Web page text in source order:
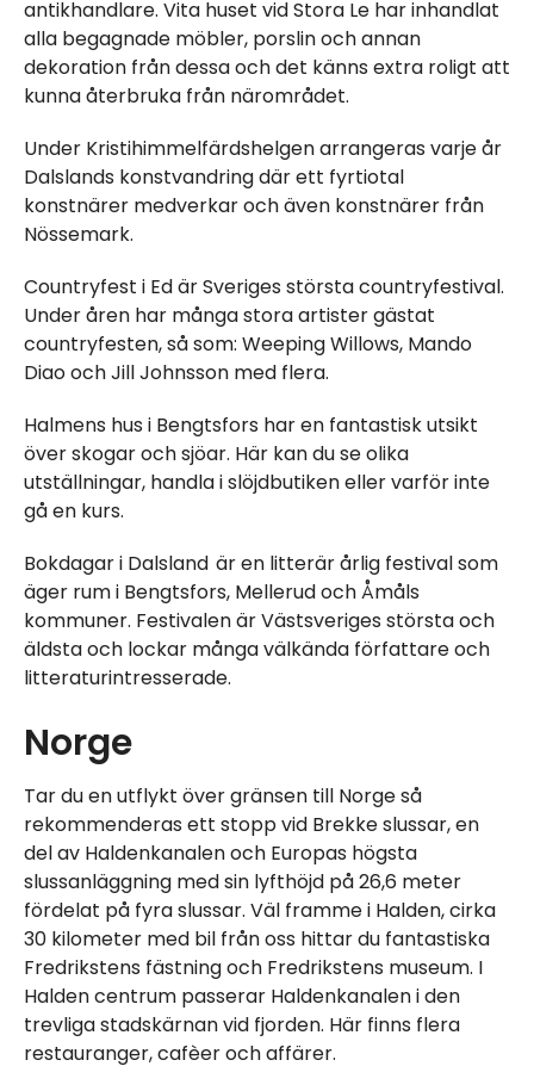
antikhandlare. Vita huset vid Stora Le har inhandlat
alla begagnade möbler, porslin och annan
dekoration från dessa och det känns extra roligt att
kunna återbruka från närområdet.
Under Kristihimmelfärdshelgen arrangeras varje år
Dalslands konstvandring där ett fyrtiotal
konstnärer medverkar och även konstnärer från
Nössemark.
Countryfest i Ed är Sveriges största countryfestival.
Under åren har många stora artister gästat
countryfesten, så som: Weeping Willows, Mando
Diao och Jill Johnsson med flera.
Halmens hus i Bengtsfors har en fantastisk utsikt
över skogar och sjöar. Här kan du se olika
utställningar, handla i slöjdbutiken eller varför inte
gå en kurs.
Bokdagar i Dalsland är en litterär årlig festival som
äger rum i Bengtsfors, Mellerud och Åmåls
kommuner. Festivalen är Västsveriges största och
äldsta och lockar många välkända författare och
litteraturintresserade.
Norge
Tar du en utflykt över gränsen till Norge så
rekommenderas ett stopp vid Brekke slussar, en
del av Haldenkanalen och Europas högsta
slussanläggning med sin lyfthöjd på 26,6 meter
fördelat på fyra slussar. Väl framme i Halden, cirka
30 kilometer med bil från oss hittar du fantastiska
Fredrikstens fästning och Fredrikstens museum. I
Halden centrum passerar Haldenkanalen i den
trevliga stadskärnan vid fjorden. Här finns flera
restauranger, cafèer och affärer.